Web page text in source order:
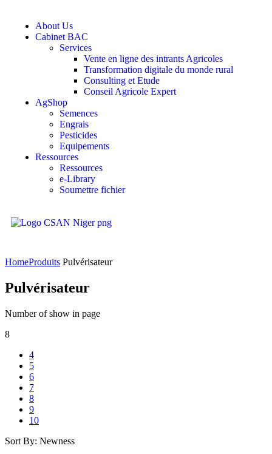
About Us
Cabinet BAC
Services
Vente en ligne des intrants Agricoles
Transformation digitale du monde rural
Consulting et Etude
Conseil Agricole Expert
AgShop
Semences
Engrais
Pesticides
Equipements
Ressources
Ressources
e-Library
Soumettre fichier
HomeProduits Pulvérisateur
Pulvérisateur
Number of show in page
8
4
5
6
7
8
9
10
Sort By: Newness